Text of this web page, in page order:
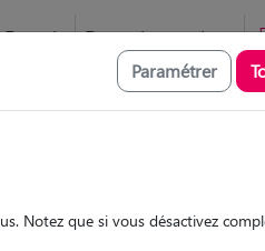
Favoris Devenir pet sitter
Paramétrer
Notez que si vous désactivez